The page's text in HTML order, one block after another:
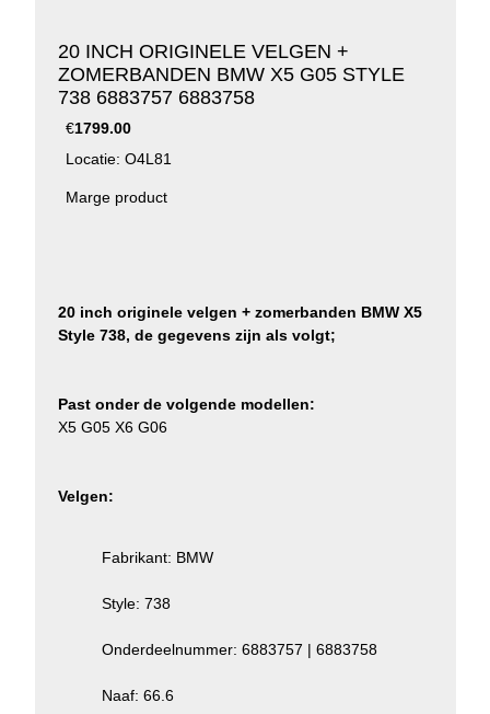
20 INCH ORIGINELE VELGEN +
ZOMERBANDEN BMW X5 G05 STYLE
738 6883757 6883758
€1799.00
Locatie: O4L81
Marge product
20 inch originele velgen + zomerbanden BMW X5
Style 738, de gegevens zijn als volgt;
Past onder de volgende modellen:
X5 G05 X6 G06
Velgen:
Fabrikant: BMW
Style: 738
Onderdeelnummer: 6883757 | 6883758
Naaf: 66.6